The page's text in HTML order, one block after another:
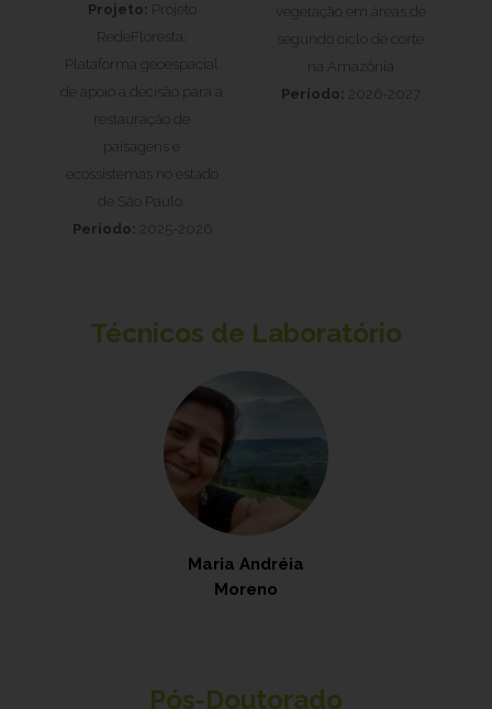
Projeto: Projeto
RedeFloresta:
Plataforma geoespacial
de apoio à decisão para a
restauração de
paisagens e
ecossistemas no estado
de São Paulo.
Período: 2025-2026
vegetação em áreas de
segundo ciclo de corte
na Amazônia
Período: 2026-2027
Técnicos de Laboratório
Maria Andréia
Moreno
Pós-Doutorado